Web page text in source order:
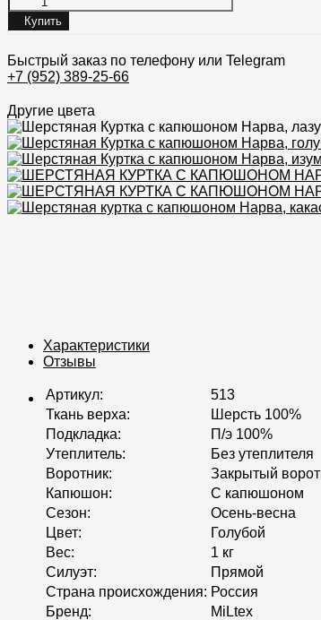
Купить
Быстрый заказ по телефону или Telegram
+7 (952) 389-25-66
Другие цвета
Характеристики
Отзывы
Артикул:
513
Ткань верха:
Шерсть 100%
Подкладка:
П/э 100%
Утеплитель:
Без утеплителя
Воротник:
Закрытый
Капюшон:
С капюшоном
Сезон:
Осень-весна
Цвет:
Голубой
Вес:
1 кг
Силуэт:
Прямой
Страна происхождения: Россия
Бренд: MiLtex